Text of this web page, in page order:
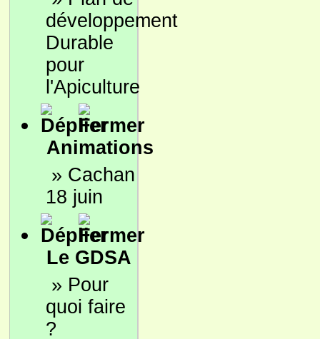
développement
Durable
pour
l'Apiculture
Animations
» Cachan
18 juin
Le GDSA
» Pour
quoi faire
?